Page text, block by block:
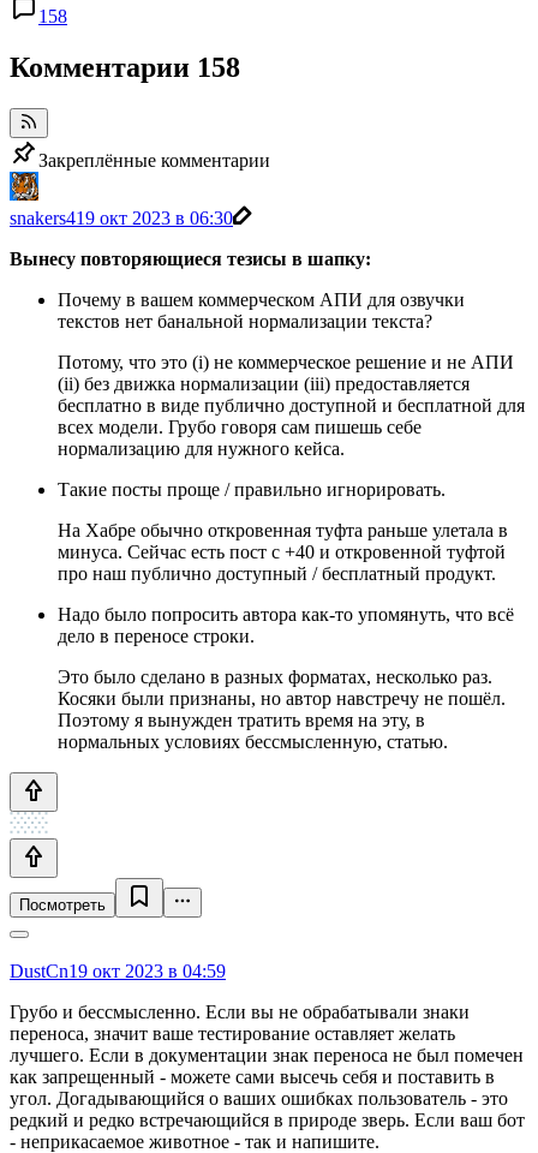
158
Комментарии 158
Закреплённые комментарии
snakers419 окт 2023 в 06:30
Вынесу повторяющиеся тезисы в шапку:
Почему в вашем коммерческом АПИ для озвучки
текстов нет банальной нормализации текста?
Потому, что это (i) не коммерческое решение и не АПИ
(ii) без движка нормализации (iii) предоставляется
бесплатно в виде публично доступной и бесплатной для
всех модели. Грубо говоря сам пишешь себе
нормализацию для нужного кейса.
Такие посты проще / правильно игнорировать.
На Хабре обычно откровенная туфта раньше улетала в
минуса. Сейчас есть пост с +40 и откровенной туфтой
про наш публично доступный / бесплатный продукт.
Надо было попросить автора как-то упомянуть, что всё
дело в переносе строки.
Это было сделано в разных форматах, несколько раз.
Косяки были признаны, но автор навстречу не пошёл.
Поэтому я вынужден тратить время на эту, в
нормальных условиях бессмысленную, статью.
Посмотреть
DustCn19 окт 2023 в 04:59
Грубо и бессмысленно. Если вы не обрабатывали знаки
переноса, значит ваше тестирование оставляет желать
лучшего. Если в документации знак переноса не был помечен
как запрещенный - можете сами высечь себя и поставить в
угол. Догадывающийся о ваших ошибках пользователь - это
редкий и редко встречающийся в природе зверь. Если ваш бот
- неприкасаемое животное - так и напишите.